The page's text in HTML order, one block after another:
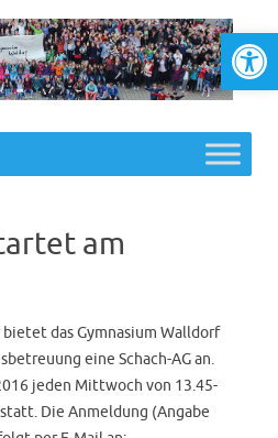
am
das Gymnasium Walldorf
eine Schach-AG an.
jeden Mittwoch von 13.45-
Die Anmeldung (Angabe